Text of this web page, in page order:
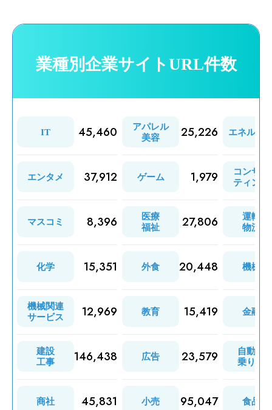
業種別企業サイトURL件数
IT 45,460
アパレル
美容
25,226 エネルギ
エンタメ 37,912 ゲーム 1,979
コンサル
ティング
マスコミ 8,396
医療
福祉
27,806
運輸
物流
化学 15,351 外食 20,448 機械
機械関連
サービス
12,969 教育 15,419 金融
建設
工事
146,438 広告 23,579
自動車
乗り物
商社 45,831 小売 95,047 食品